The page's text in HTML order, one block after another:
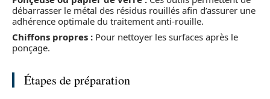
débarrasser le métal des résidus rouillés afin d’assurer une
adhérence optimale du traitement anti-rouille.
Chiffons propres : Pour nettoyer les surfaces après le
ponçage.
Étapes de préparation